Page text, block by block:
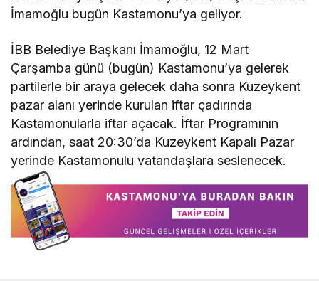
İmamoğlu bugün Kastamonu’ya geliyor.
İBB Belediye Başkanı İmamoğlu, 12 Mart
Çarşamba günü (bugün) Kastamonu’ya gelerek
partilerle bir araya gelecek daha sonra Kuzeykent
pazar alanı yerinde kurulan iftar çadırında
Kastamonularla iftar açacak. İftar Programının
ardından, saat 20:30’da Kuzeykent Kapalı Pazar
yerinde Kastamonulu vatandaşlara seslenecek.